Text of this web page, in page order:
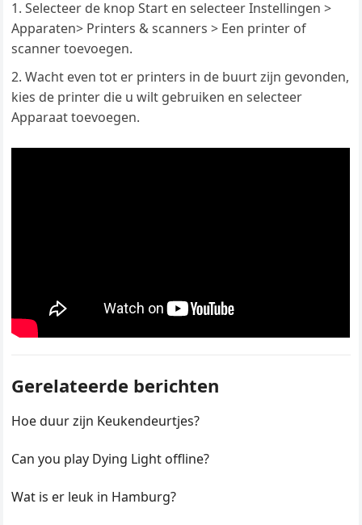
Selecteer de knop Start en selecteer Instellingen >
Apparaten> Printers & scanners > Een printer of
scanner toevoegen.
Wacht even tot er printers in de buurt zijn gevonden,
kies de printer die u wilt gebruiken en selecteer
Apparaat toevoegen.
Gerelateerde berichten
Hoe duur zijn Keukendeurtjes?
Can you play Dying Light offline?
Wat is er leuk in Hamburg?